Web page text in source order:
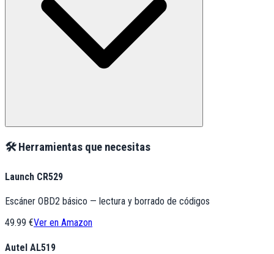
🛠️ Herramientas que necesitas
Launch CR529
Escáner OBD2 básico — lectura y borrado de códigos
49.99 €Ver en Amazon
Autel AL519